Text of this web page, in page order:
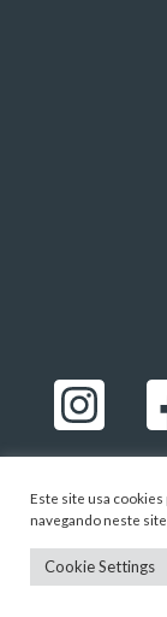
POLÍTICA DE PRIVACIDADE
Este site usa
navegando neste
Cookie Settings